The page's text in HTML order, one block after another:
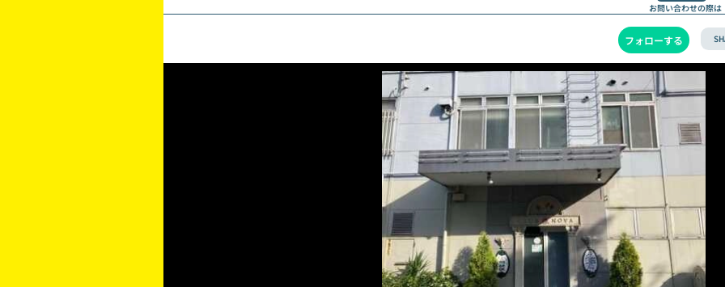
お問い合わせの際
フォローする